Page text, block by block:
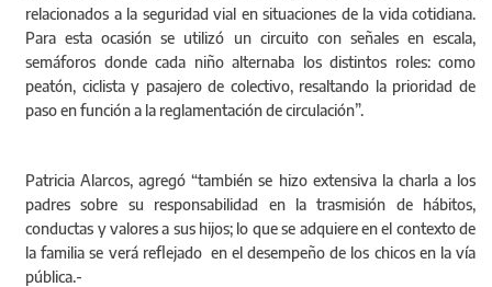
relacionados a la seguridad vial en situaciones de la vida cotidiana.
Para esta ocasión se utilizó un circuito con señales en escala,
semáforos donde cada niño alternaba los distintos roles: como
peatón, ciclista y pasajero de colectivo, resaltando la prioridad de
paso en función a la reglamentación de circulación”.
Patricia Alarcos, agregó “también se hizo extensiva la charla a los
padres sobre su responsabilidad en la trasmisión de hábitos,
conductas y valores a sus hijos; lo que se adquiere en el contexto de
la familia se verá reflejado en el desempeño de los chicos en la vía
pública.-